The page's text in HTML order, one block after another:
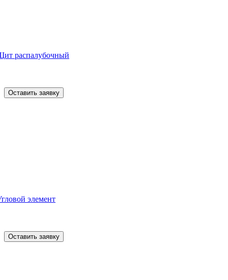
распалубочный
Оставить заявку
элемент
Оставить заявку